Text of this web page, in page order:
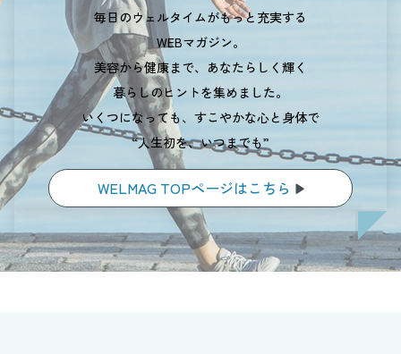
毎日のウェルタイムがもっと充実する
WEBマガジン。
美容から健康まで、あなたらしく輝く
暮らしのヒントを集めました。
いくつになっても、すこやかな心と身体で
“人生初を、いつまでも”
WELMAG TOPページはこちら